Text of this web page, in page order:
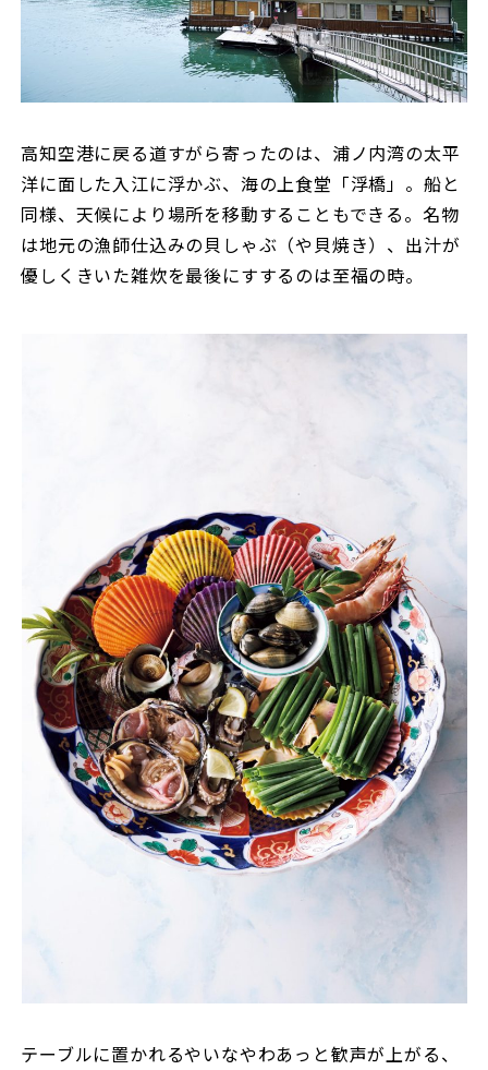
高知空港に戻る道すがら寄ったのは、浦ノ内湾の太平
洋に面した入江に浮かぶ、海の上食堂「浮橋」。船と
同様、天候により場所を移動することもできる。名物
は地元の漁師仕込みの貝しゃぶ（や貝焼き）、出汁が
優しくきいた雑炊を最後にすするのは至福の時。
テーブルに置かれるやいなやわあっと歓声が上がる、